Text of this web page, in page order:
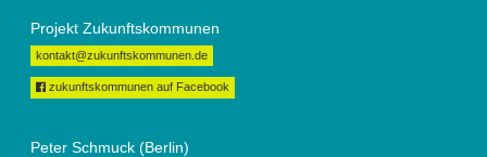
Projekt Zukunftskommunen
kontakt@zukunftskommunen.de
zukunftskommunen auf Facebook
Peter Schmuck (Berlin)